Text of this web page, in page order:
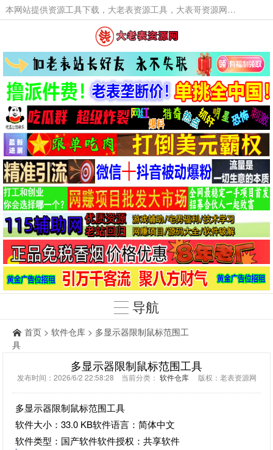
本网站提供资源工具下载，大老表资源工具，大表哥资源网软件工具，大老表资源下载，活动线报福利资源分享,活动线报，大型网游经典游戏，网络热门技术游戏辅助交流与分享。
导航
首页 > 软件仓库 > 多显示器限制鼠标范围工
具
多显示器限制鼠标范围工具
发布时间：2026/6/2 22:58:28 当前分类： 软件仓库版权：老表资源网
多显示器限制鼠标范围工具
软件大小：33.0 KB软件语言：简体中文
软件类型：国产软件软件授权：共享软件